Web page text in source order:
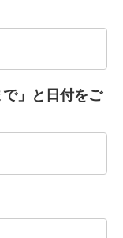
」と日付をご